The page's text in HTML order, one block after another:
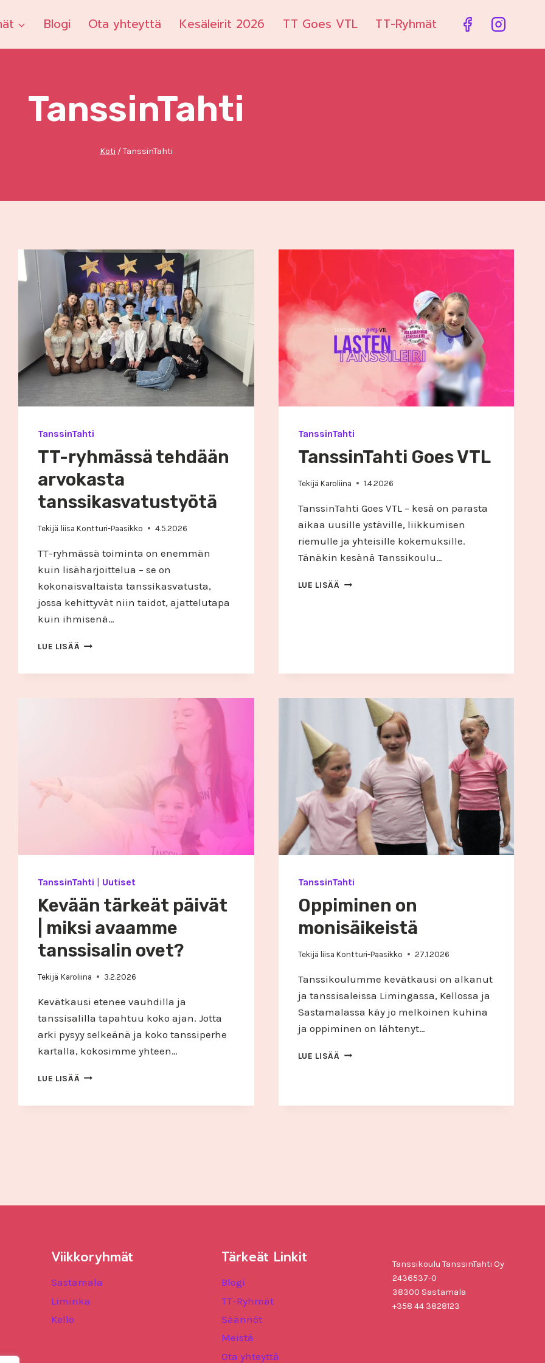
Blogi Ota yhteyttä Kesäleirit 2026 TT Goes VTL TT-Ryhmät
TanssinTahti
Koti /TanssinTahti
TanssinTahti
TT-ryhmässä tehdään
arvokasta
tanssikasvatustyötä
Tekijä liisa Kontturi-Paasikko 4.5.2026
TT-ryhmässä toiminta on enemmän
kuin lisäharjoittelua – se on
kokonaisvaltaista tanssikasvatusta,
jossa kehittyvät niin taidot, ajattelutapa
kuin ihmisenä…
LUE LISÄÄ TT-
TanssinTahti
TanssinTahti Goes VTL
Tekijä Karoliina 1.4.2026
TanssinTahti Goes VTL – kesä on parasta
aikaa uusille ystäville, liikkumisen
riemulle ja yhteisille kokemuksille.
Tänäkin kesänä Tanssikoulu…
LUE LISÄÄ TANSSINTAHTI
TanssinTahti | Uutiset
Kevään tärkeät päivät
| miksi avaamme
tanssisalin ovet?
Tekijä Karoliina 3.2.2026
Kevätkausi etenee vauhdilla ja
tanssisalilla tapahtuu koko ajan. Jotta
arki pysyy selkeänä ja koko tanssiperhe
kartalla, kokosimme yhteen…
LUE LISÄÄ KEVÄÄN
TanssinTahti
Oppiminen on
monisäikeistä
Tekijä liisa Kontturi-Paasikko 27.1.2026
Tanssikoulumme kevätkausi on alkanut
ja tanssisaleissa Limingassa, Kellossa ja
Sastamalassa käy jo melkoinen kuhina
ja oppiminen on lähtenyt…
LUE LISÄÄ OPPIMINEN
Viikkoryhmät
Sastamala
Liminka
Kello
Tärkeät Linkit
Blogi
TT-Ryhmät
Säännöt
Meistä
Ota yhteyttä
Tanssikoulu TanssinTahti Oy
2436537-0
38300 Sastamala
+358 44 3828123